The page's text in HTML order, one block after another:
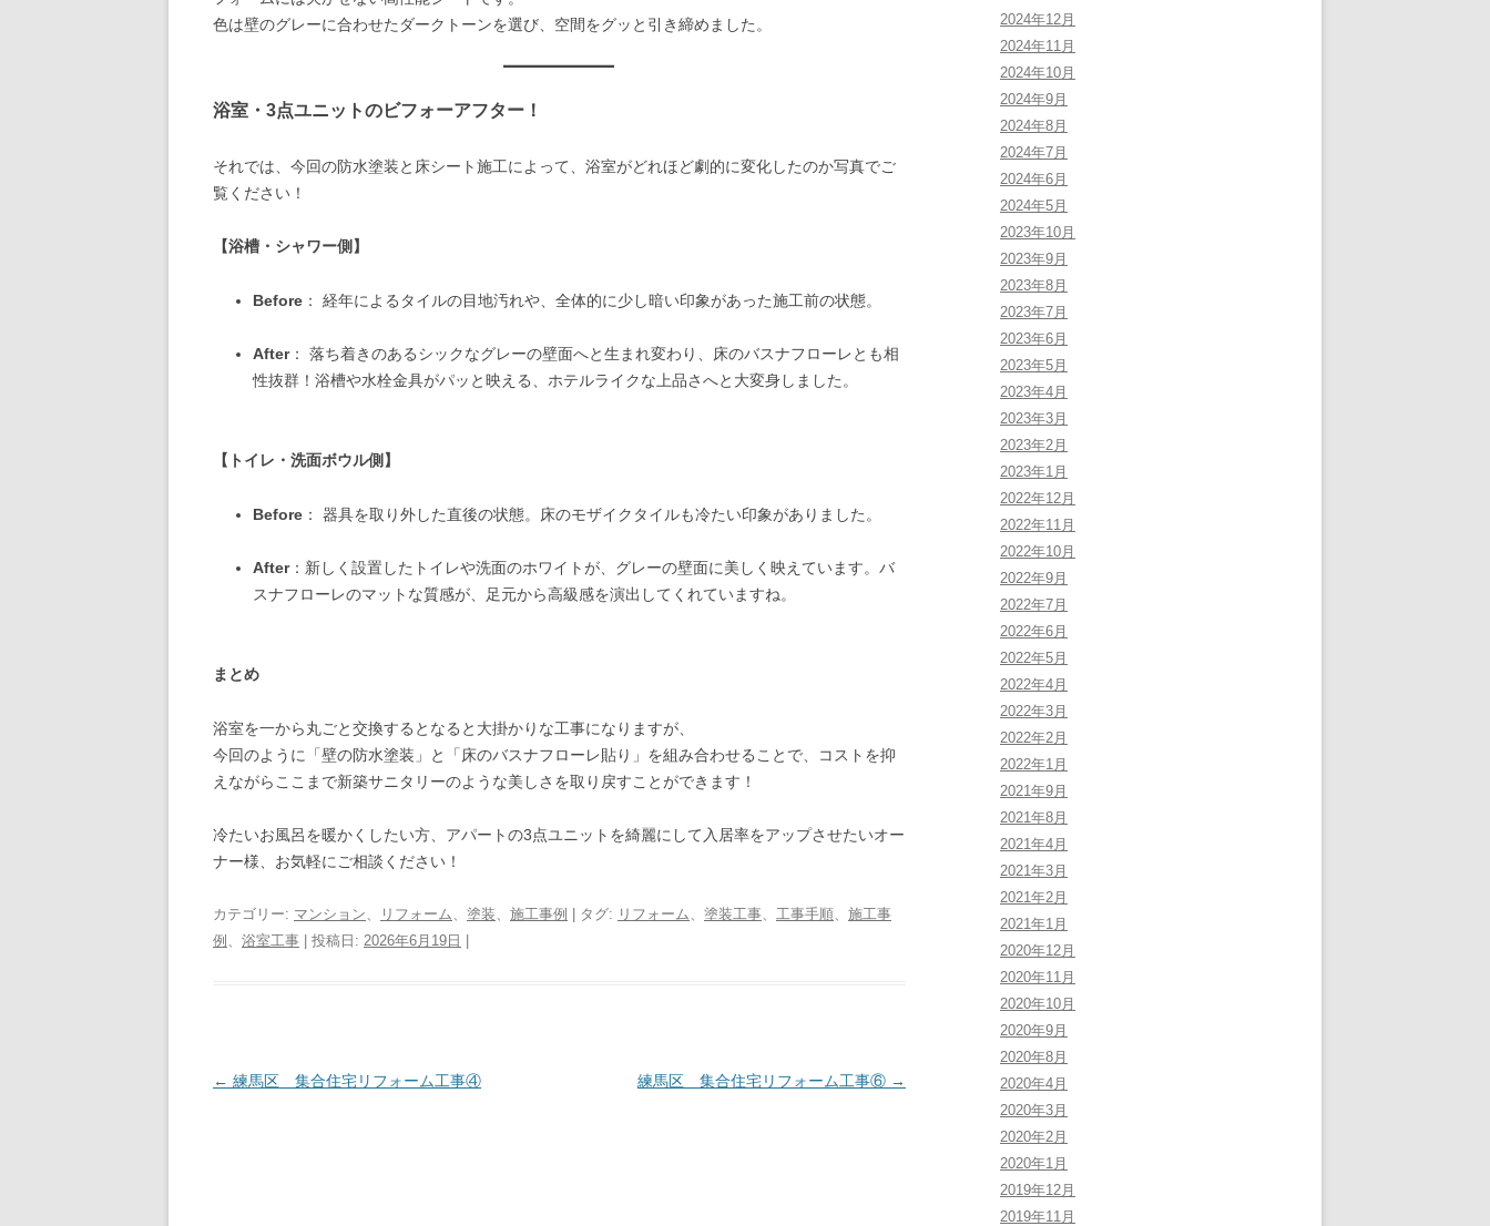
色は壁のグレーに合わせたダークトーンを選び、空間をグッと引き締めました。
浴室・3点ユニットのビフォーアフター！
それでは、今回の防水塗装と床シート施工によって、浴室がどれほど劇的に変化したのか写真でご
覧ください！
【浴槽・シャワー側】
Before ： 経年によるタイルの目地汚れや、全体的に少し暗い印象があった施工前の状態。
After： 落ち着きのあるシックなグレーの壁面へと生まれ変わり、床のバスナフローレとも相
性抜群！浴槽や水栓金具がパッと映える、ホテルライクな上品さへと大変身しました。
【トイレ・洗面ボウル側】
Before ： 器具を取り外した直後の状態。床のモザイクタイルも冷たい印象がありました。
After：新しく設置したトイレや洗面のホワイトが、グレーの壁面に美しく映えています。バ
スナフローレのマットな質感が、足元から高級感を演出してくれていますね。
まとめ
浴室を一から丸ごと交換するとなると大掛かりな工事になりますが、
今回のように「壁の防水塗装」と「床のバスナフローレ貼り」を組み合わせることで、コストを抑
えながらここまで新築サニタリーのような美しさを取り戻すことができます！
冷たいお風呂を暖かくしたい方、アパートの3点ユニットを綺麗にして入居率をアップさせたいオー
ナー様、お気軽にご相談ください！
カテゴリー: マンション、 リフォーム、 塗装、 施工事例 | タグ: リフォーム、 塗装工事、 工事手順、 施工事
例 、 浴室工事 | 投稿日: 2026年6月19日
投
← 練馬区 集合住宅リフォーム工事④ 練馬区 集合住宅リフォーム工事⑥ →
2024年12月
2024年11月
2024年10月
2024年9月
2024年8月
2024年7月
2024年6月
2024年5月
2023年10月
2023年9月
2023年8月
2023年7月
2023年6月
2023年5月
2023年4月
2023年3月
2023年2月
2023年1月
2022年12月
2022年11月
2022年10月
2022年9月
2022年7月
2022年6月
2022年5月
2022年4月
2022年3月
2022年2月
2022年1月
2021年9月
2021年8月
2021年4月
2021年3月
2021年2月
2021年1月
2020年12月
2020年11月
2020年10月
2020年9月
2020年8月
2020年4月
2020年3月
2020年2月
2020年1月
2019年12月
2019年11月